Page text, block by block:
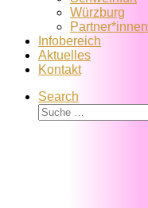
Würzburg
Partner*innen
Infobereich
Aktuelles
Kontakt
Search
Suche